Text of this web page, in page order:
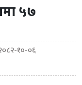
५७
१०-०६